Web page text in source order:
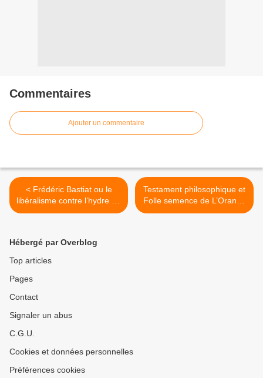
Commentaires
Ajouter un commentaire
< Frédéric Bastiat ou le
libéralisme contre l’hydre de
l’Etat, cette grande illusion.
Testament philosophique et
Folle semence de L’Orange
mécanique, par Anthony
Hébergé par Overblog
Top articles
Pages
Contact
Signaler un abus
C.G.U.
Cookies et données personnelles
Préférences cookies